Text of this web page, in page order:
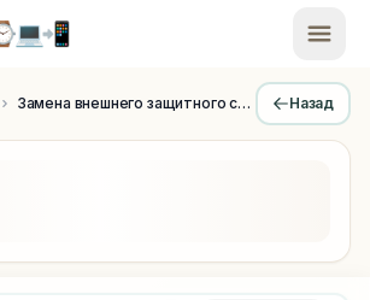
& Engineering Authority in Saint
💻📲
Замена внешнего защитного стекла Назад